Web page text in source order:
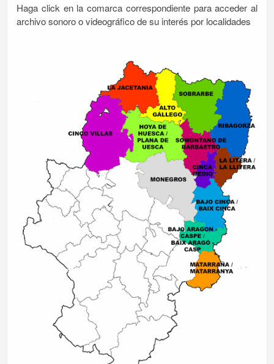
Haga click en la comarca correspondiente para acceder al
archivo sonoro o videográfico de su interés por localidades